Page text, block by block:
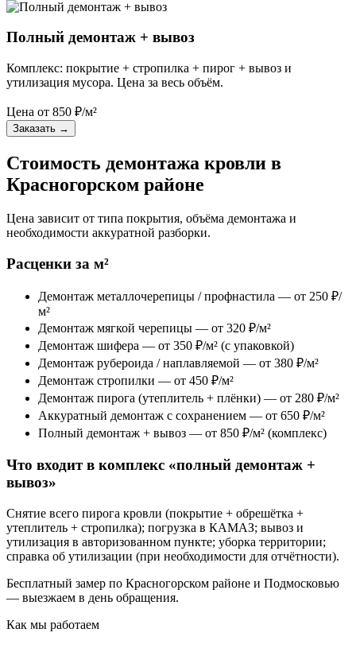
Полный демонтаж + вывоз
Комплекс: покрытие + стропилка + пирог + вывоз и
утилизация мусора. Цена за весь объём.
Цена от 850 ₽/м²
Заказать →
Стоимость демонтажа кровли в
Красногорском районе
Цена зависит от типа покрытия, объёма демонтажа и
необходимости аккуратной разборки.
Расценки за м²
Демонтаж металлочерепицы / профнастила — от 250 ₽/
м²
Демонтаж мягкой черепицы — от 320 ₽/м²
Демонтаж шифера — от 350 ₽/м² (с упаковкой)
Демонтаж рубероида / наплавляемой — от 380 ₽/м²
Демонтаж стропилки — от 450 ₽/м²
Демонтаж пирога (утеплитель + плёнки) — от 280 ₽/м²
Аккуратный демонтаж с сохранением — от 650 ₽/м²
Полный демонтаж + вывоз — от 850 ₽/м² (комплекс)
Что входит в комплекс «полный демонтаж +
вывоз»
Снятие всего пирога кровли (покрытие + обрешётка +
утеплитель + стропилка); погрузка в КАМАЗ; вывоз и
утилизация в авторизованном пункте; уборка территории;
справка об утилизации (при необходимости для отчётности).
Бесплатный замер по Красногорском районе и Подмосковью
— выезжаем в день обращения.
Как мы работаем